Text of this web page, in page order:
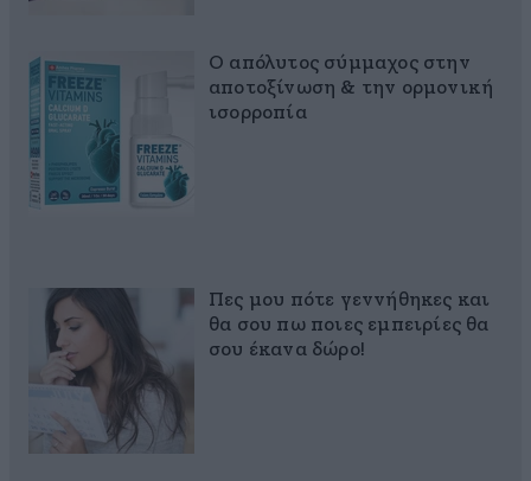
Ο απόλυτος σύμμαχος στην
αποτοξίνωση & την ορμονική
ισορροπία
Πες μου πότε γεννήθηκες και
θα σου πω ποιες εμπειρίες θα
σου έκανα δώρο!